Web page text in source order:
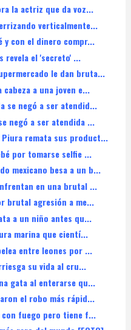
la actriz que da voz...
verticalmente...
y con el dinero compr...
revela el 'secreto' ...
le dan bruta...
cabeza a una joven e...
se negó a ser atendid...
negó a ser atendida ...
Piura remata sus product...
por tomarse selfie ...
mexicano besa a un b...
en una brutal ...
brutal agresión a me...
a un niño antes qu...
marina que cientí...
entre leones por ...
su vida al cru...
gata al enterarse qu...
el robo más rápid...
con fuego pero tiene f...